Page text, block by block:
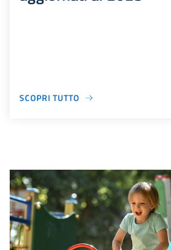
SCOPRI TUTTO